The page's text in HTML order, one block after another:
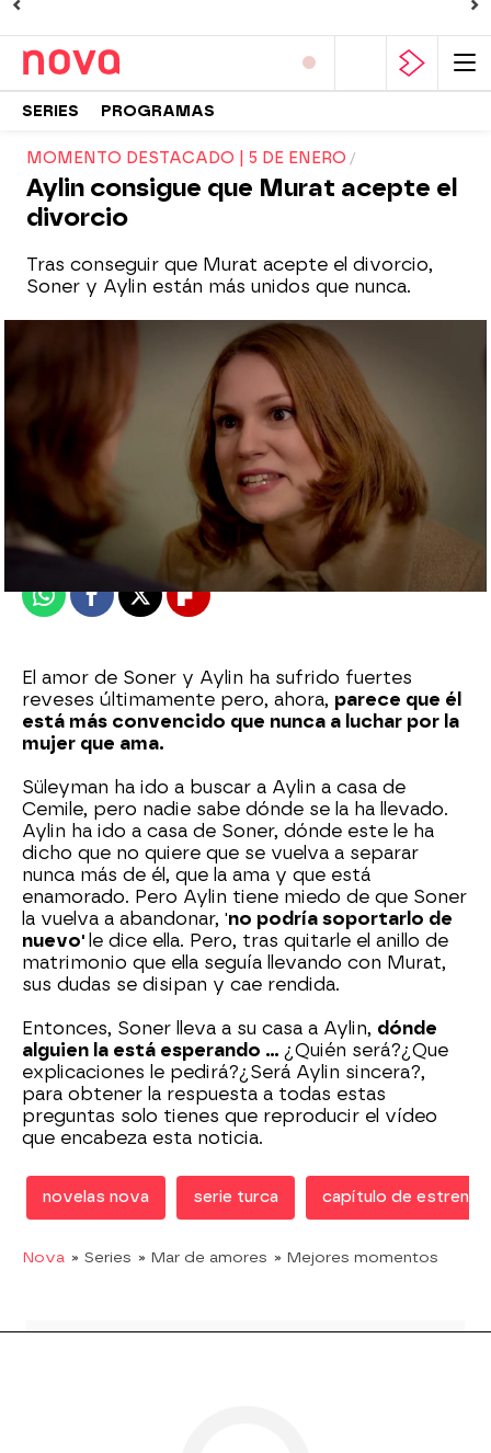
SERIES PROGRAMAS
MOMENTO DESTACADO | 5 DE ENERO
Aylin consigue que Murat acepte el
divorcio
Tras conseguir que Murat acepte el divorcio,
Soner y Aylin están más unidos que nunca.
Nova
Madrid
Publicado: 05 de enero de 2022, 21:33
WhatsappFacebook
X Flipboard
El amor de Soner y Aylin ha sufrido fuertes
reveses últimamente pero, ahora, parece que él
está más convencido que nunca a luchar por la
mujer que ama.
Süleyman ha ido a buscar a Aylin a casa de
Cemile, pero nadie sabe dónde se la ha llevado.
Aylin ha ido a casa de Soner, dónde este le ha
dicho que no quiere que se vuelva a separar
nunca más de él, que la ama y que está
enamorado. Pero Aylin tiene miedo de que Soner
la vuelva a abandonar, 'no podría soportarlo de
nuevo' le dice ella. Pero, tras quitarle el anillo de
matrimonio que ella seguía llevando con Murat,
sus dudas se disipan y cae rendida.
Entonces, Soner lleva a su casa a Aylin, dónde
alguien la está esperando ... ¿Quién será?¿Que
explicaciones le pedirá?¿Será Aylin sincera?,
para obtener la respuesta a todas estas
preguntas solo tienes que reproducir el vídeo
que encabeza esta noticia.
novelas nova serie turca capítulo de estreno
Nova » Series » Mar de amores » Mejores momentos